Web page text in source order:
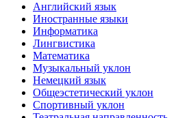
Английский язык
Иностранные языки
Информатика
Лингвистика
Математика
Музыкальный уклон
Немецкий язык
Общеэстетический уклон
Спортивный уклон